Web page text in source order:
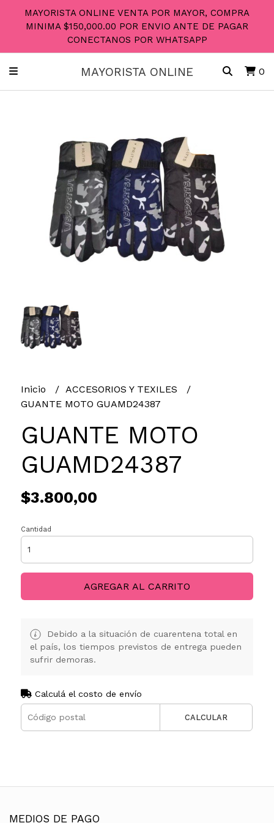
MAYORISTA ONLINE VENTA POR MAYOR, COMPRA
MINIMA $150,000.00 POR ENVIO ANTE DE PAGAR
CONECTANOS POR WHATSAPP
MAYORISTA ONLINE 0
Inicio
ACCESORIOS Y TEXILES
GUANTE MOTO GUAMD24387
GUANTE MOTO
GUAMD24387
$3.800,00
Cantidad
AGREGAR AL CARRITO
Debido a la situación de cuarentena total en
el país, los tiempos previstos de entrega pueden
sufrir demoras.
Calculá el costo de envío
CALCULAR
MEDIOS DE PAGO